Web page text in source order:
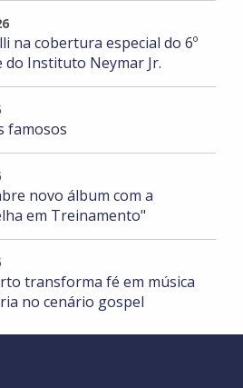
na cobertura especial do 6º
do Instituto Neymar Jr.
famosos
novo álbum com a
em Treinamento"
transforma fé em música
no cenário gospel